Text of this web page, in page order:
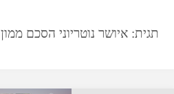
תגית:איושר נוטריוני הסכם ממון